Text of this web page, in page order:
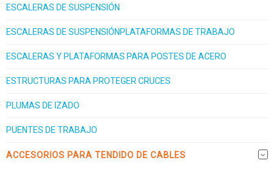
ESCALERAS DE SUSPENSIÓN
ESCALERAS DE SUSPENSIÓNPLATAFORMAS DE TRABAJO
ESCALERAS Y PLATAFORMAS PARA POSTES DE ACERO
ESTRUCTURAS PARA PROTEGER CRUCES
PLUMAS DE IZADO
PUENTES DE TRABAJO
ACCESORIOS PARA TENDIDO DE CABLES